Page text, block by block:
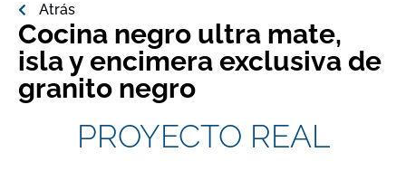
Atrás
Cocina negro ultra mate,
isla y encimera exclusiva de
granito negro
PROYECTO REAL